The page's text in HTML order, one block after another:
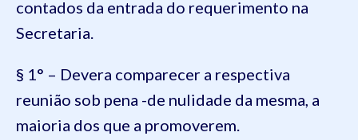
contados da entrada do requerimento na
Secretaria.
§ 1° – Devera comparecer a respectiva
reunião sob pena -de nulidade da mesma, a
maioria dos que a promoverem.